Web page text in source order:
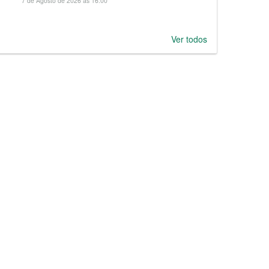
Ver todos